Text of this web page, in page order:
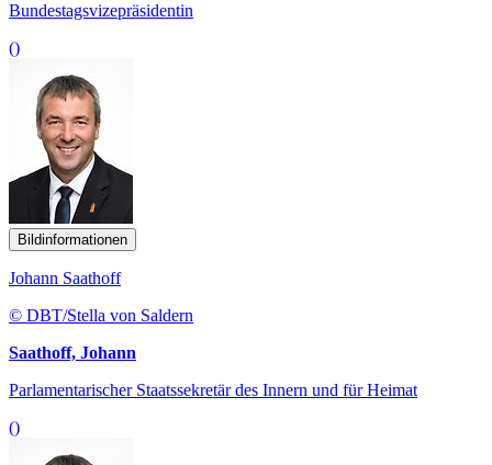
Bundestagsvizepräsidentin
()
Bildinformationen
Johann Saathoff
© DBT/Stella von Saldern
Saathoff, Johann
Parlamentarischer Staatssekretär des Innern und für Heimat
()